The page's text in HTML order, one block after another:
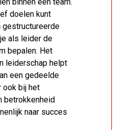
doelen kunt
gestructureerde
als leider de
bepalen. Het
leiderschap helpt
een gedeelde
ook bij het
betrokkenheid
naar succes